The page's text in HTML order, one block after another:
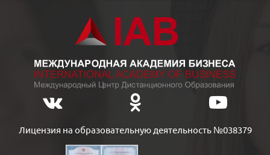
Лицензия на образовательную деятельность №038379